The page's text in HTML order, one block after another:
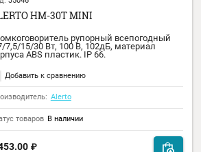
6 195.00
Код:35029
ALERTO AM-01
Микрофонная панель. Возможность
удаления до 500м, В комплекте
микрофонный корд 8м, с универсальным
штекером XLR/штекер 6,35мм. Кнопка с